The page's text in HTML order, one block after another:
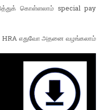
கொள்ளலாம் special pay
HRA எதுவோ அதனை வழங்கலாம்